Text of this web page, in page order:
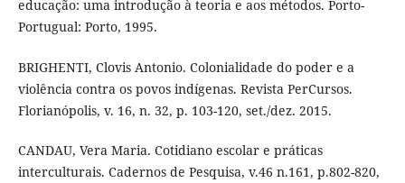
educação: uma introdução à teoria e aos métodos. Porto-
Portugual: Porto, 1995.
BRIGHENTI, Clovis Antonio. Colonialidade do poder e a
violência contra os povos indígenas. Revista PerCursos.
Florianópolis, v. 16, n. 32, p. 103-120, set./dez. 2015.
CANDAU, Vera Maria. Cotidiano escolar e práticas
interculturais. Cadernos de Pesquisa, v.46 n.161, p.802-820,